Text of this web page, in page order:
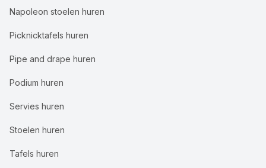
Napoleon stoelen huren
Picknicktafels huren
Pipe and drape huren
Podium huren
Servies huren
Stoelen huren
Tafels huren